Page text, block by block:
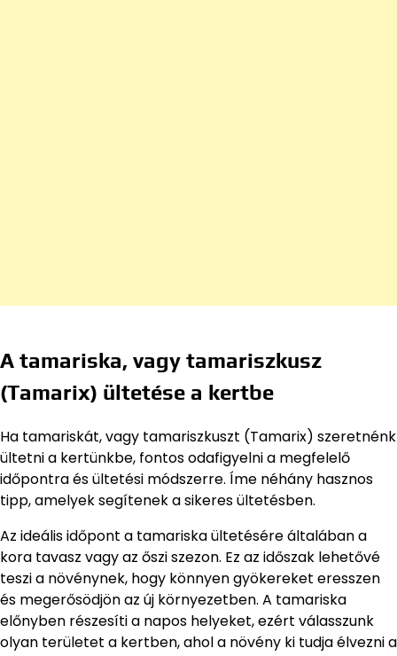
A tamariska, vagy tamariszkusz
(Tamarix) ültetése a kertbe
Ha tamariskát, vagy tamariszkuszt (Tamarix) szeretnénk
ültetni a kertünkbe, fontos odafigyelni a megfelelő
időpontra és ültetési módszerre. Íme néhány hasznos
tipp, amelyek segítenek a sikeres ültetésben.
Az ideális időpont a tamariska ültetésére általában a
kora tavasz vagy az őszi szezon. Ez az időszak lehetővé
teszi a növénynek, hogy könnyen gyökereket eresszen
és megerősödjön az új környezetben. A tamariska
előnyben részesíti a napos helyeket, ezért válasszunk
olyan területet a kertben, ahol a növény ki tudja élvezni a